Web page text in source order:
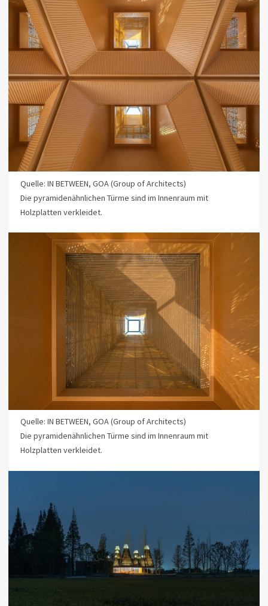
Quelle: IN BETWEEN, GOA (Group of Architects)
Die pyramidenähnlichen Türme sind im Innenraum mit
Holzplatten verkleidet.
Quelle: IN BETWEEN, GOA (Group of Architects)
Die pyramidenähnlichen Türme sind im Innenraum mit
Holzplatten verkleidet.